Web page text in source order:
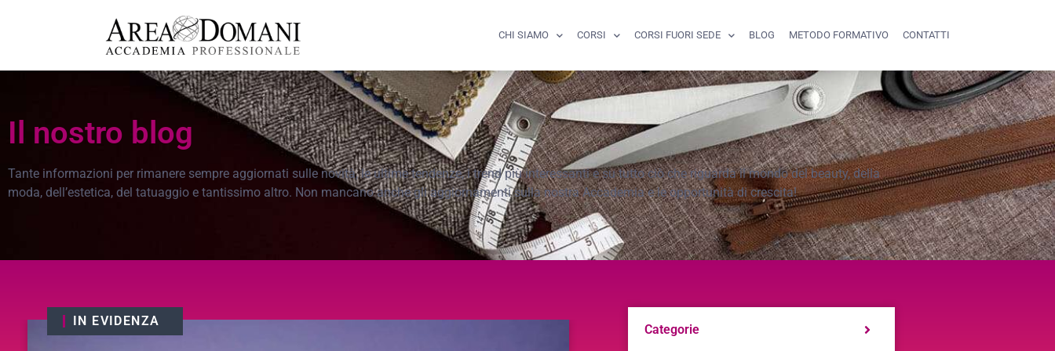
CHI SIAMO CORSI CORSI FUORI SEDE BLOG METODO FORMATIVO CONTATTI
Il nostro blog
Tante informazioni per rimanere sempre aggiornati sulle novità, le ultime tendenze, i trend più interessanti e su tutto ciò che riguarda il mondo del beauty, della
moda, dell’estetica, del tatuaggio e tantissimo altro. Non mancano anche gli aggiornamenti sulla nostra Accademia e le opportunità di crescita!
IN EVIDENZA
Categorie